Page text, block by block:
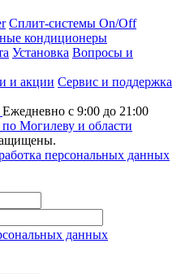
Сплит-системы On/Off
кондиционеры
Установка Вопросы и
и акции Сервис и поддержка
Ежедневно с 9:00 до 21:00
по Могилеву и области
персональных данных
данных